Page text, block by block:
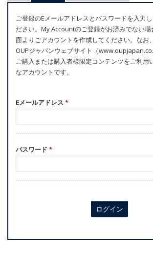
マ
リ
ー
タ
ブ
ご登録のEメールアドレスとパスワードを入力
ださい。My Accountのご登録がお済みでない場
面よりごアカウントを作成してください。なお
OUPジャパンウェブサイト（
ご購入または購入者様限定コンテンツをご利用
なアカウントです。
Eメールアドレス *
パスワード *
ログイン